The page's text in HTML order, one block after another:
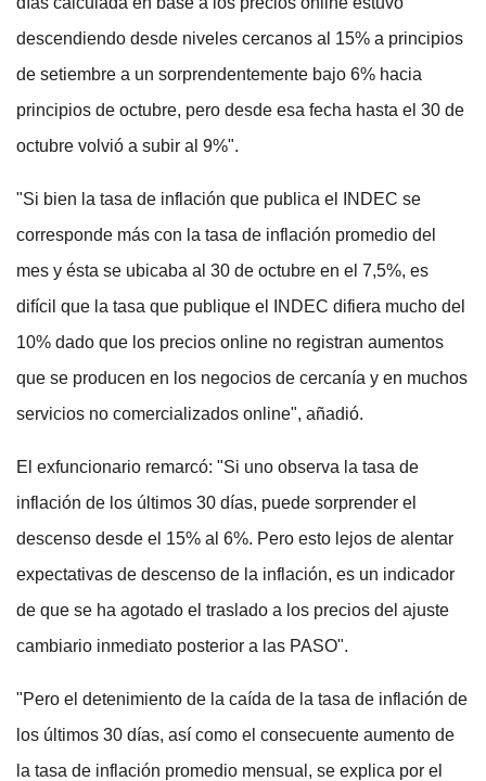
descendiendo desde niveles cercanos al 15% a principios
de setiembre a un sorprendentemente bajo 6% hacia
principios de octubre, pero desde esa fecha hasta el 30 de
octubre volvió a subir al 9%".
"Si bien la tasa de inflación que publica el INDEC se
corresponde más con la tasa de inflación promedio del
mes y ésta se ubicaba al 30 de octubre en el 7,5%, es
difícil que la tasa que publique el INDEC difiera mucho del
10% dado que los precios online no registran aumentos
que se producen en los negocios de cercanía y en muchos
servicios no comercializados online", añadió.
El exfuncionario remarcó: "Si uno observa la tasa de
inflación de los últimos 30 días, puede sorprender el
descenso desde el 15% al 6%. Pero esto lejos de alentar
expectativas de descenso de la inflación, es un indicador
de que se ha agotado el traslado a los precios del ajuste
cambiario inmediato posterior a las PASO".
"Pero el detenimiento de la caída de la tasa de inflación de
los últimos 30 días, así como el consecuente aumento de
la tasa de inflación promedio mensual, se explica por el